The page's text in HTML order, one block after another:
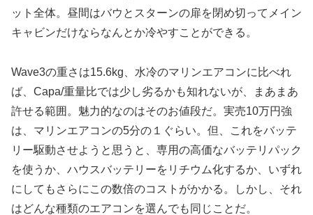
ット全体。昼間はバウとスターンの扉を閉め切ってメイン
キャビンだけならなんとか冷やすことができる。
Wave3の重さは15.6kg、水冷のマリンエアコンに比べれ
ば、Capa/重量比では少し劣るかも知れないが、まあまあ
許せる範囲。魅力的なのはそのお値段だ。実売10万円強
は、マリンエアコンの5分の１ぐらい。但、これをバッテ
リー駆動させようと思うと、専用の高価なバッテリパック
を使うか、ハウスバッテリーをリチウム化するか、いずれ
にしてもさらにこの数倍のコストがかかる。しかし、それ
はどんな種類のエアコンを選んでも同じことだ。